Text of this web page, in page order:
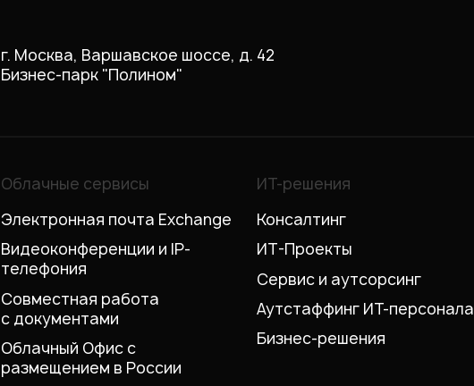
г. Москва, Варшавское шоссе, д. 42
Бизнес-парк "Полином"
Облачные сервисы
Электронная почта Exchange
Видеоконференции и IP-
телефония
Совместная работа
с документами
Облачный Офис с
размещением в России
ИТ-решения
Консалтинг
ИТ-Проекты
Сервис и аутсорсинг
Аутстаффинг ИТ-персонала
Бизнес-решения